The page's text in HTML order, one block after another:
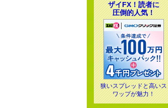
ザイFX！読者に
圧倒的人気！
狭いスプレッドと高いス
ワップが魅力！